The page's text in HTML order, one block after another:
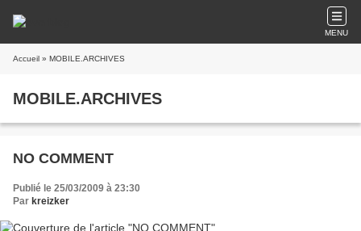
MENU
Accueil » MOBILE.ARCHIVES
MOBILE.ARCHIVES
NO COMMENT
Publié le 25/03/2009 à 23:30
Par kreizker